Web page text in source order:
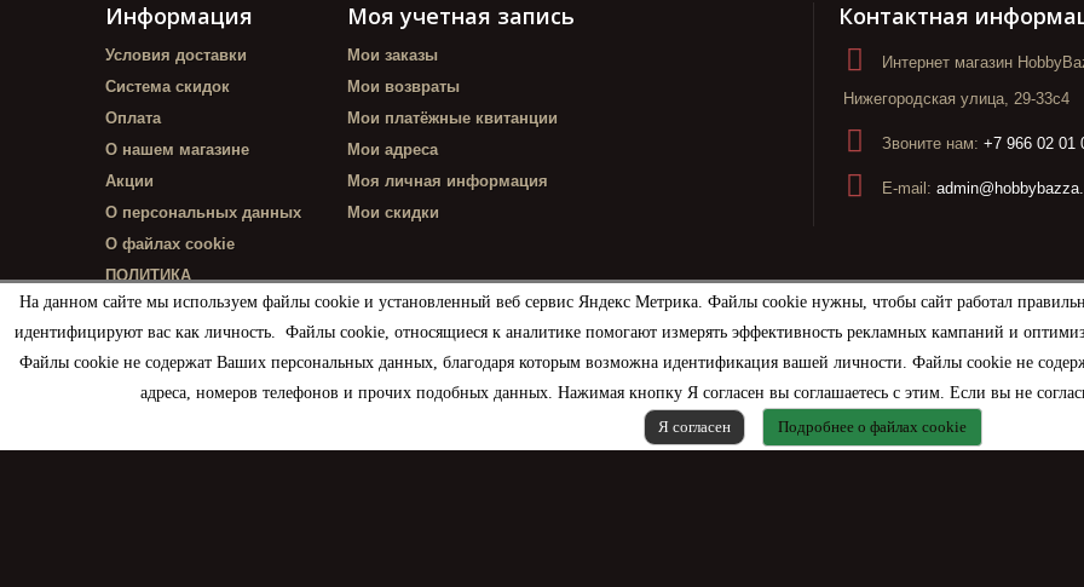
На данном сайте мы используем файлы cookie и установленный веб сервис Яндекс Метрика. Файлы cookie нужны, чтобы сайт работал
идентифицируют вас как личность. Файлы cookie, относящиеся к аналитике помогают измерять эффективность рекламных кампаний и
Файлы cookie не содержат Ваших персональных данных, благодаря которым возможна идентификация вашей личности. Файлы cookie не
адреса, номеров телефонов и прочих подобных данных. Нажимая кнопку Я согласен вы соглашаетесь с этим. Если вы не
Я согласен
Подробнее о файлах cookie
Информация
Условия доставки
Система скидок
Оплата
О нашем магазине
Акции
О персональных данных
О файлах cookie
ПОЛИТИКА
КОНФИДЕНЦИАЛЬНОСТИ
Моя учетная запись
Мои заказы
Мои возвраты
Мои платёжные квитанции
Мои адреса
Моя личная информация
Мои скидки
Контактная
Интернет магазин
Нижегородская улица, 29-33с4
Звоните нам: +7 966 02 01
E-mail: